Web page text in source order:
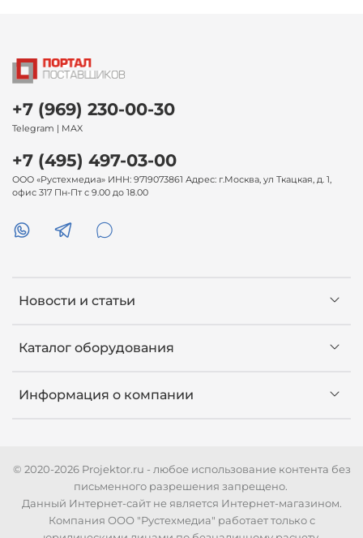
Новости и статьи
Каталог оборудования
Информация о компании
+7 (969) 230-00-30
Telegram | MAX
+7 (495) 497-03-00
ООО «Рустехмедиа» ИНН: 9719073861 Адрес: г.Москва, ул Ткацкая, д. 1,
офис 317 Пн-Пт с 9.00 до 18.00
© 2020-2026 Projektor.ru - любое использование контента без
письменного разрешения запрещено.
Данный Интернет-сайт не является Интернет-магазином.
Компания ООО "Рустехмедиа" работает только с